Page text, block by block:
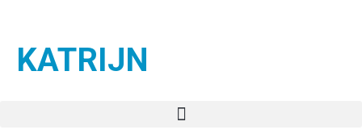
KATRIJN